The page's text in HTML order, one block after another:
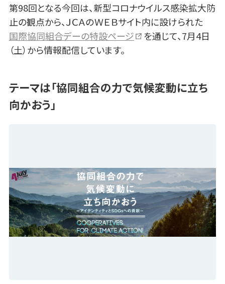
第98回となる今回は、新型コロナウイルス感染拡大防
止の観点から、ＪＣＡのＷＥＢサイト内に設けられた
国際協同組合デーの特設ページ
を通じて、7月4日
（土）から情報配信しています。
テーマは「協同組合の力で気候変動に立ち
向かおう」